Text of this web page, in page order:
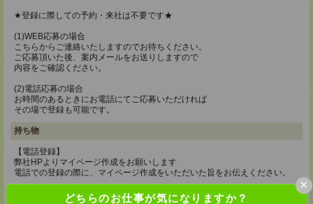
どちらのお仕事が気になりますか？
×
★登録に際しての予約・来社は不要です★
(1)WEB応募の場合
こちらからご連絡いたしますのでお待ちください。
ご応募頂いた後、案内メールをお送りしますので
内容をご確認ください。
(2)電話応募の場合
お時間のあるときにお電話にてご応募いただければ
その場で登録も可能です。
持ち物
【電話登録】
弊社HPよりマイページ作成をお願いします
電話での登録の際に、マイページ作成をいただいた旨をお伝えください。